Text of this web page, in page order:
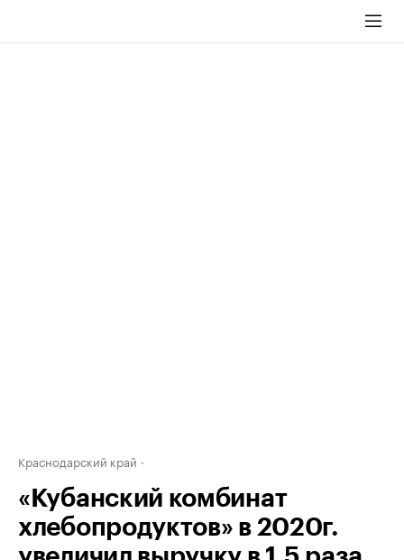
Краснодарский край
«Кубанский комбинат
хлебопродуктов» в 2020г.